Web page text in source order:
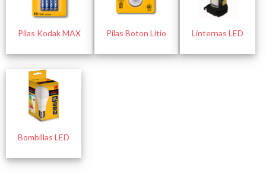
Pilas Kodak MAX Pilas Boton Litio Linternas LED
Bombillas LED